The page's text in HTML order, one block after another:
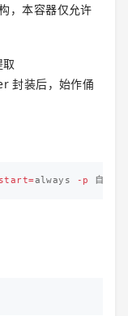
，本容器仅允许
封装后，始作俑
=always -p